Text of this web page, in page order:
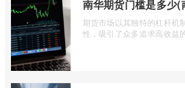
期货市场以其独特的杠杆机
性，吸引了众多追求高收益